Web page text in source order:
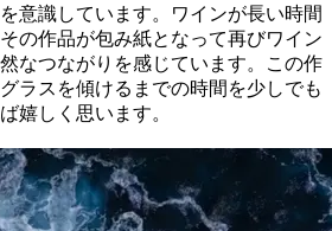
意識しています。ワインが長い時間
の作品が包み紙となって再びワイン
なつながりを感じています。この作
ラスを傾けるまでの時間を少しでも
嬉しく思います。